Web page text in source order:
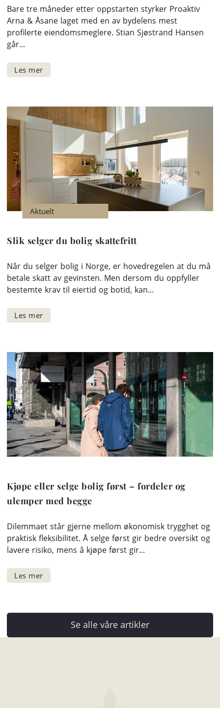
Bare tre måneder etter oppstarten styrker Proaktiv
Arna & Åsane laget med en av bydelens mest
profilerte eiendomsmeglere. Stian Sjøstrand Hansen
går...
Aktuelt
Slik selger du bolig skattefritt
Når du selger bolig i Norge, er hovedregelen at du må
betale skatt av gevinsten. Men dersom du oppfyller
bestemte krav til eiertid og botid, kan...
Kjøpe eller selge bolig først – fordeler og
ulemper med begge
Dilemmaet står gjerne mellom økonomisk trygghet og
praktisk fleksibilitet. Å selge først gir bedre oversikt og
lavere risiko, mens å kjøpe først gir...